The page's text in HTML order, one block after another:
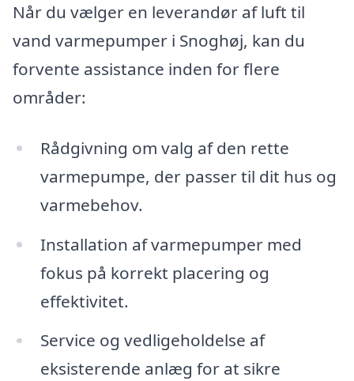
Når du vælger en leverandør af luft til
vand varmepumper i Snoghøj, kan du
forvente assistance inden for flere
områder:
Rådgivning om valg af den rette
varmepumpe, der passer til dit hus og
varmebehov.
Installation af varmepumper med
fokus på korrekt placering og
effektivitet.
Service og vedligeholdelse af
eksisterende anlæg for at sikre